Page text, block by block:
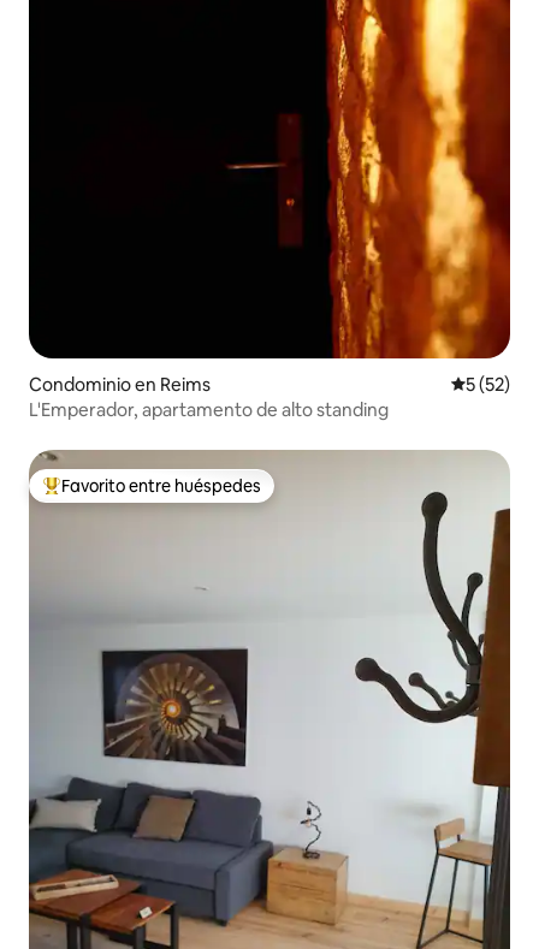
Condominio en Reims
5 (52)
L'Emperador, apartamento de alto standing
De los mejores en Favorito entre huéspedes
Favorito entre huéspedes